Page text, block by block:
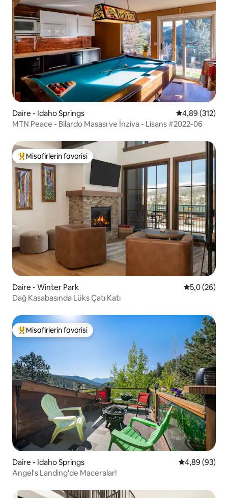
Daire - Idaho Springs 5 üzerinden
4,89 (312)
MTN Peace - Bilardo Masası ve İnziva - Lisans #2022-06
Misafirlerin favorilerinden en beğenilenler arasında
Misafirlerin favorisi
Daire - Winter Park 5 üzerinden
5,0 (26)
Dağ Kasabasında Lüks Çatı Katı
Misafirlerin favorilerinden en beğenilenler arasında
Misafirlerin favorisi
Daire - Idaho Springs 5 üzerinden
4,89 (93)
Angel's Landing'de Maceralar!